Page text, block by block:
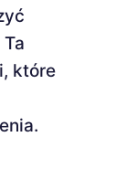
które